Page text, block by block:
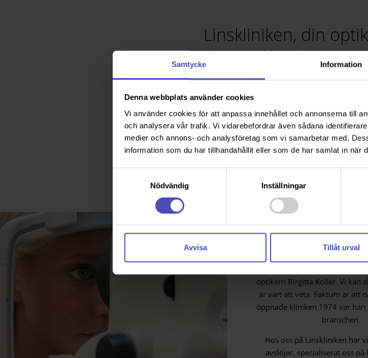
Samtycke Information
Denna webbplats använder cookies
Vi använder cookies för att anpassa innehållet och annonserna till
och analysera vår trafik. Vi vidarebefordrar även sådana
medier och annons- och analysföretag som vi samarbetar med.
information som du har tillhandahållit eller som de har samlat in när
Nödvändig
Inställningar
Avvisa Tillåt urval
Linskliniken, din
Hos oss på Linskliniken på Östermalm har vi ett stort
från endagslinser till månadslinser samt stabila (hårda)
linser för
Beroende på din livsstil, dina fritidsintressen och ditt arbete
passar bäst för dig. Pluggar du, arbetar du, sitter du mycket
vistas du ute mycket eller mestadels inomhus? Berätta, så
En
ögats
optikern Birgitta Koller. Vi kan
är värt att veta. Faktum är att
öppnade kliniken 1974 var han
branschen.
Hos oss på Linskliniken har
avslöjar, specialiserat oss